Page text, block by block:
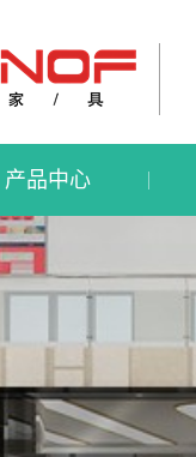
产品中心